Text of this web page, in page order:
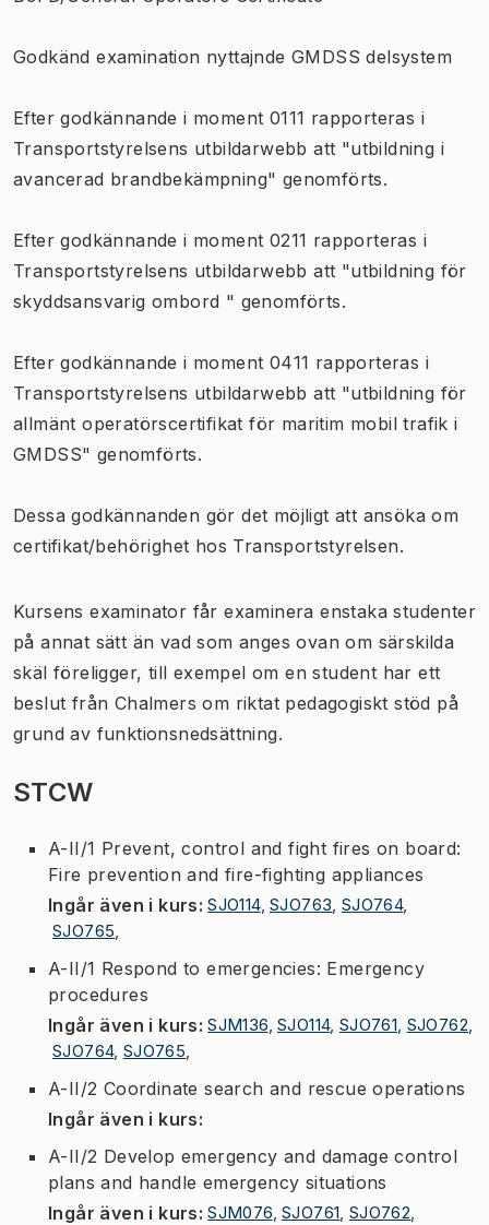
Godkänd examination nyttajnde GMDSS delsystem
Efter godkännande i moment 0111 rapporteras i
Transportstyrelsens utbildarwebb att "utbildning i
avancerad brandbekämpning" genomförts.
Efter godkännande i moment 0211 rapporteras i
Transportstyrelsens utbildarwebb att "utbildning för
skyddsansvarig ombord " genomförts.
Efter godkännande i moment 0411 rapporteras i
Transportstyrelsens utbildarwebb att "utbildning för
allmänt operatörscertifikat för maritim mobil trafik i
GMDSS" genomförts.
Dessa godkännanden gör det möjligt att ansöka om
certifikat/behörighet hos Transportstyrelsen.
Kursens examinator får examinera enstaka studenter
på annat sätt än vad som anges ovan om särskilda
skäl föreligger, till exempel om en student har ett
beslut från Chalmers om riktat pedagogiskt stöd på
grund av funktionsnedsättning.
STCW
A-II/1 Prevent, control and fight fires on board:
Fire prevention and fire-fighting appliances
Ingår även i kurs: SJO114, SJO763 SJO764,
SJO765
A-II/1 Respond to emergencies: Emergency
procedures
Ingår även i kurs: SJM136 SJO114, SJO761 SJO762
SJO764, SJO765
A-II/2 Coordinate search and rescue operations
Ingår även i kurs:
A-II/2 Develop emergency and damage control
plans and handle emergency situations
Ingår även i kurs: SJM076 SJO761 SJO762